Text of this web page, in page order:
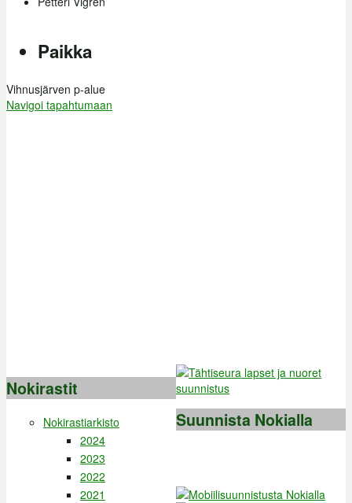
Paikka
Vihnusjärven p-alue
Navigoi tapahtumaan
Nokirastit
Nokirastiarkisto
2024
2023
2022
2021
Suunnista Nokialla